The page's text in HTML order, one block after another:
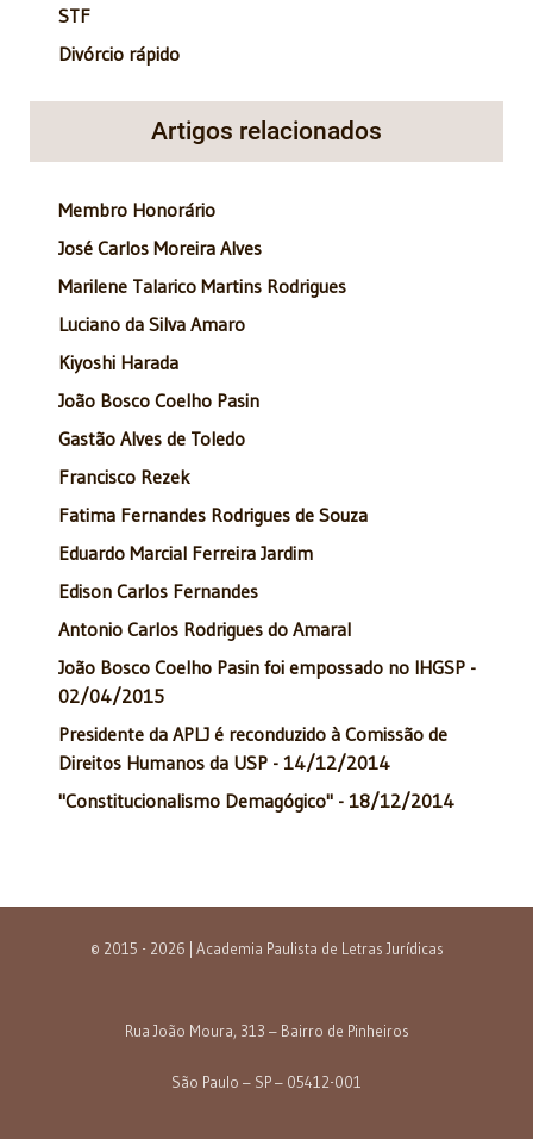
STF
Divórcio rápido
Artigos relacionados
Membro Honorário
José Carlos Moreira Alves
Marilene Talarico Martins Rodrigues
Luciano da Silva Amaro
Kiyoshi Harada
João Bosco Coelho Pasin
Gastão Alves de Toledo
Francisco Rezek
Fatima Fernandes Rodrigues de Souza
Eduardo Marcial Ferreira Jardim
Edison Carlos Fernandes
Antonio Carlos Rodrigues do Amaral
João Bosco Coelho Pasin foi empossado no IHGSP -
02/04/2015
Presidente da APLJ é reconduzido à Comissão de
Direitos Humanos da USP - 14/12/2014
"Constitucionalismo Demagógico" - 18/12/2014
© 2015 - 2026 | Academia Paulista de Letras Jurídicas
Rua João Moura, 313 – Bairro de Pinheiros
São Paulo – SP – 05412-001